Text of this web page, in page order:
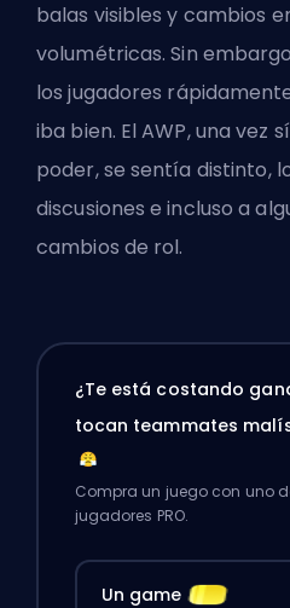
balas visibles y cambios
volumétricas. Sin
los jugadores
iba bien. El AWP, una vez
poder, se sentía distinto,
discusiones e incluso a
cambios de rol.
¿Te está costando
tocan teammates
Compra un juego con uno
jugadores PRO.
Un game